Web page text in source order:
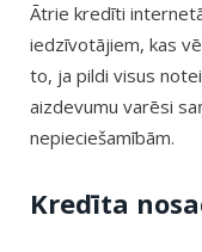
Ātrie kredīti
iedzīvotājiem, kas
to, ja pildi visus
aizdevumu varēsi
nepieciešamībām.
Kredīta